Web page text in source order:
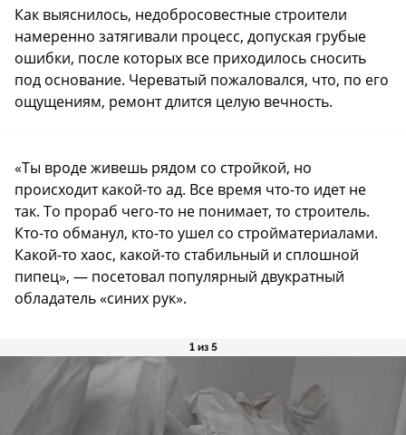
Как выяснилось, недобросовестные строители
намеренно затягивали процесс, допуская грубые
ошибки, после которых все приходилось сносить
под основание. Череватый пожаловался, что, по его
ощущениям, ремонт длится целую вечность.
«Ты вроде живешь рядом со стройкой, но
происходит какой-то ад. Все время что-то идет не
так. То прораб чего-то не понимает, то строитель.
Кто-то обманул, кто-то ушел со стройматериалами.
Какой-то хаос, какой-то стабильный и сплошной
пипец», — посетовал популярный двукратный
обладатель «синих рук».
1 из 5